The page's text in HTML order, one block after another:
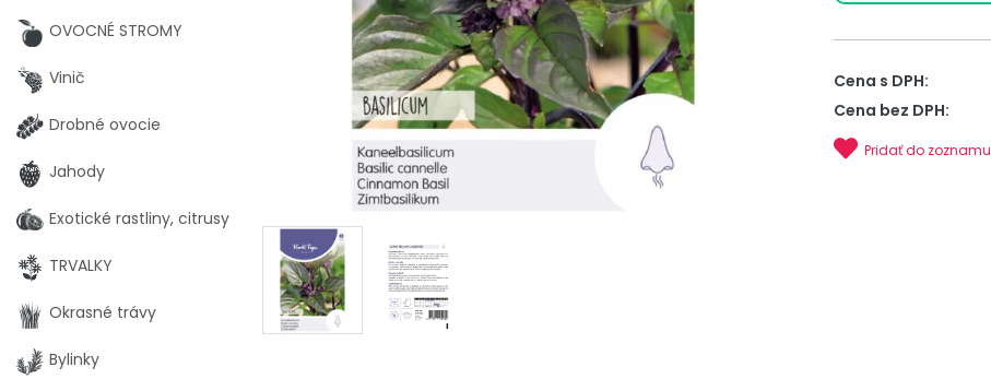
Cena s DPH:
Cena bez DPH:
Pridať do zoznamu
OVOCNÉ STROMY
Vinič
Drobné ovocie
Jahody
Exotické rastliny, citrusy
TRVALKY
Okrasné trávy
Bylinky